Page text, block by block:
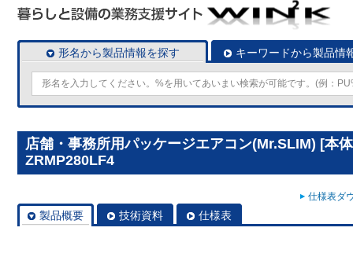
形名から製品情報を探す キーワードから製品情
店舗・事務所用パッケージエアコン(Mr.SLIM) [本
ZRMP280LF4
仕様表ダ
製品概要 技術資料 仕様表